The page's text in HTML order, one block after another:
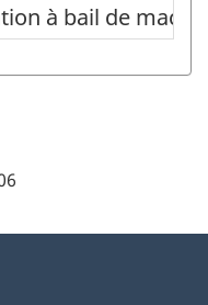
à bail de
à bail de